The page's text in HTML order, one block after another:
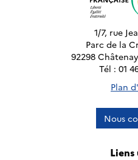
1/7, rue
Parc de la
92298
Tél : 01
Plan
Nous